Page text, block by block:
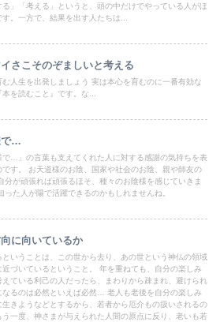
る」「考える」というと、頭の中だけでやっている人がほ
す。一方で、結果を出す人たちは...
さこそのぞましいと考える
む人生を出発しましょう 実は本心を育むのに一番有効な
を読むこと』です。な...
で…
で…」の言葉も支えてくれた人に対する感謝の気持ちを表
です。 お天道様のお陰、国家や社会のお陰、親や師友の
分が頑張れば頑張るほそ、種々のお陰様を感じていきま
った人が陽で活躍できるのかもしれませんね。
に向いているか
ということは、この世から去り、あの世という神仏の領域
近づいているということ。 年を重ねても、自分の楽しみ
えている利己の人だったら、まわりから疎まれ、避けられ
なるのは必然といえば必然… 老人も老後を自分の楽しみ
生きようなどとするから、若者から厄介もの扱いされるの
う一度、神さまが与えられた人間の原点に反り、老いも若